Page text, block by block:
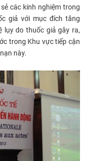
các kinh nghiệm trong
giả với mục đích tăng
lụy do thuốc giả gây ra,
trong Khu vực tiếp cận
này.